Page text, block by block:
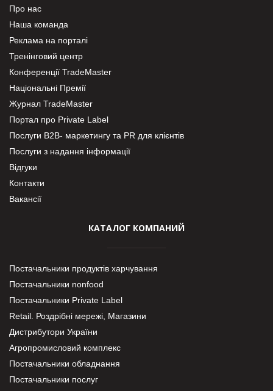
Про нас
Наша команда
Реклама на порталі
Тренінговий центр
Конференції TradeMaster
Національні Премії
Журнал TradeMaster
Портал про Private Label
Послуги В2В- маркетингу та PR для клієнтів
Послуги з надання інформації
Відгуки
Контакти
Вакансії
КАТАЛОГ КОМПАНИЙ
Постачальники продуктів харчування
Постачальники nonfood
Постачальники Private Label
Retail. Роздрібні мережі, Магазини
Дистрибутори України
Агропромисловий комплекс
Постачальники обладнання
Постачальники послуг